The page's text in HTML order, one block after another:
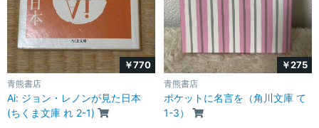
￥770
青熊書店
Ai: ジョン・レノンが見た日本
(ちくま文庫 れ 2-1)
￥275
青熊書店
ポケットに名言を（角川文庫 て
1-3）